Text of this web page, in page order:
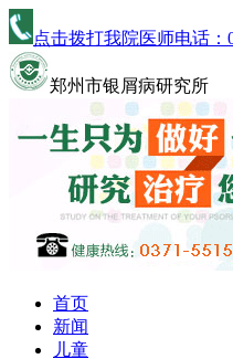
点击拨打我院医师电话：
郑州市银屑病研究所
首页
新闻
儿童